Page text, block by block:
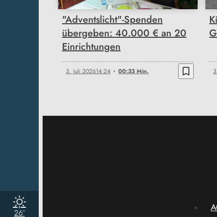
26°
"Adventslicht"-Spenden
übergeben: 40.000 € an 20
Einrichtungen
3. Juli 202614:24 00:33 Min. bookmark_border